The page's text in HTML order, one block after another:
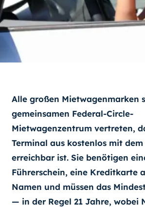
Alle großen Mietwagenmarken
gemeinsamen Federal-Circle-
Mietwagenzentrum vertreten,
Terminal aus kostenlos mit
erreichbar ist. Sie benötigen
Führerschein, eine Kreditkarte
Namen und müssen das
— in der Regel 21 Jahre, wobei